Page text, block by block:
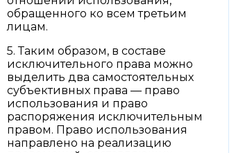
обращенного ко всем третьим
лицам.
5. Таким образом, в составе
исключительного права можно
выделить два самостоятельных
субъективных права — право
использования и право
распоряжения исключительным
правом. Право использования
направлено на реализацию